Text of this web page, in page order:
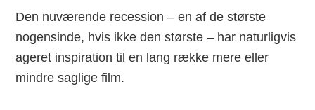
Den nuværende recession – en af de største
nogensinde, hvis ikke den største – har naturligvis
ageret inspiration til en lang række mere eller
mindre saglige film.